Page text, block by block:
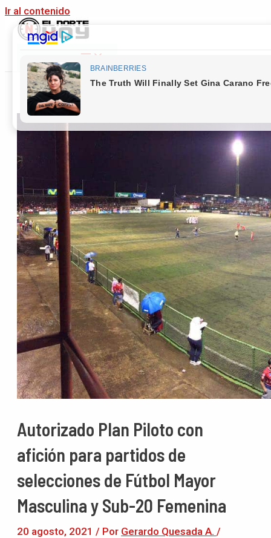
Ir al contenido
Main Menu
Autorizado Plan Piloto con
afición para partidos de
selecciones de Fútbol Mayor
Masculina y Sub-20 Femenina
20 agosto, 2021 / Por Gerardo Quesada A. /